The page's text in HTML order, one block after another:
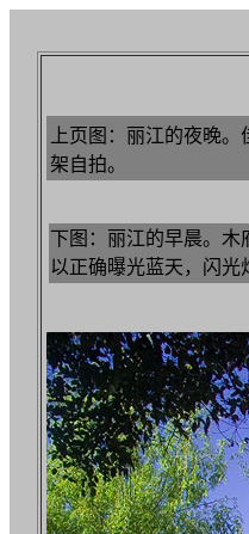
上页图：丽江的夜晚
架自拍。
下图：丽江的早晨。木
以正确曝光蓝天，闪光